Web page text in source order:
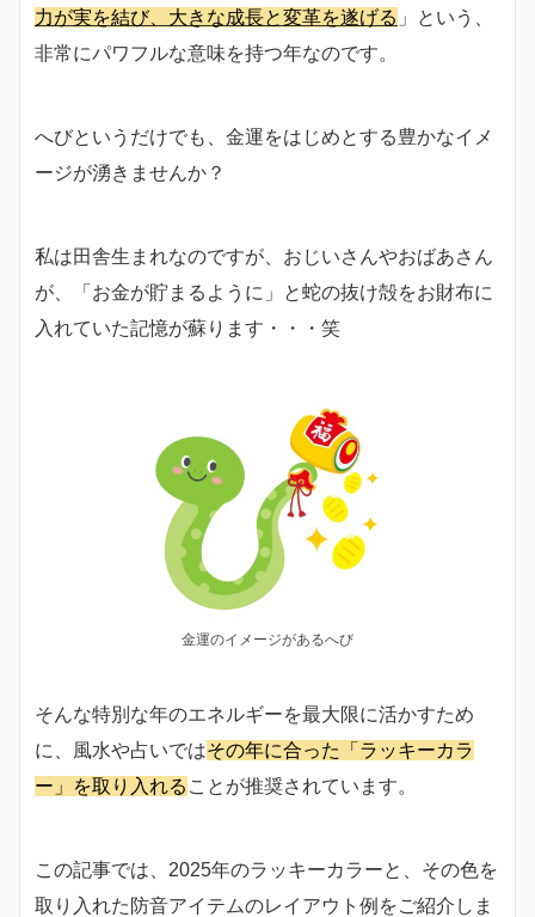
力が実を結び、大きな成長と変革を遂げる 」という、
非常にパワフルな意味を持つ年なのです。
へびというだけでも、金運をはじめとする豊かなイメ
ージが湧きませんか？
私は田舎生まれなのですが、おじいさんやおばあさん
が、「お金が貯まるように」と蛇の抜け殻をお財布に
入れていた記憶が蘇ります・・・笑
金運のイメージがあるへび
そんな特別な年のエネルギーを最大限に活かすため
に、風水や占いではその年に合った「ラッキーカラ
ー」を取り入れる ことが推奨されています。
この記事では、2025年のラッキーカラーと、その色を
取り入れた防音アイテムのレイアウト例をご紹介しま